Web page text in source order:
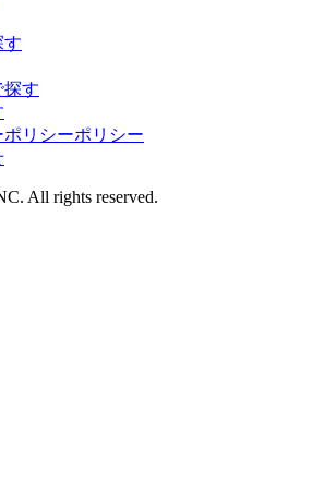
す
探す
リシーポリシー
All rights reserved.